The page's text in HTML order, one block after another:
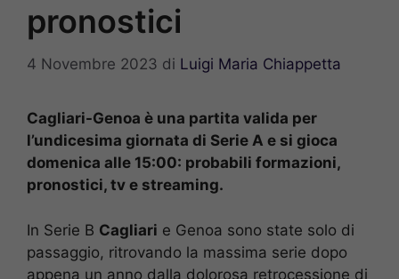
pronostici
4 Novembre 2023 di Luigi Maria Chiappetta
Cagliari-Genoa è una partita valida per
l’undicesima giornata di Serie A e si gioca
domenica alle 15:00: probabili formazioni,
pronostici, tv e streaming.
In Serie B Cagliari e Genoa sono state solo di
passaggio, ritrovando la massima serie dopo
appena un anno dalla dolorosa retrocessione di